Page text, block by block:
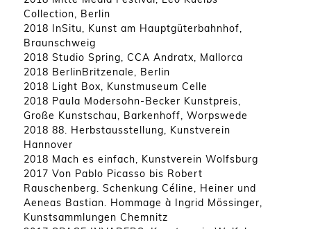
Collection, Berlin
2018 InSitu, Kunst am Hauptgüterbahnhof,
Braunschweig
2018 Studio Spring, CCA Andratx, Mallorca
2018 BerlinBritzenale, Berlin
2018 Light Box, Kunstmuseum Celle
2018 Paula Modersohn-Becker Kunstpreis,
Große Kunstschau, Barkenhoff, Worpswede
2018 88. Herbstausstellung, Kunstverein
Hannover
2018 Mach es einfach, Kunstverein Wolfsburg
2017 Von Pablo Picasso bis Robert
Rauschenberg. Schenkung Céline, Heiner und
Aeneas Bastian. Hommage à Ingrid Mössinger,
Kunstsammlungen Chemnitz